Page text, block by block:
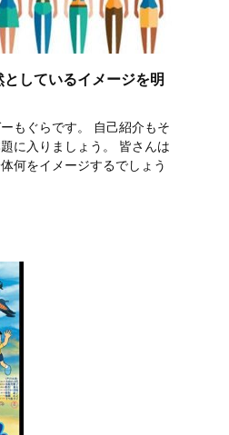
しているイメージを明
もぐらです。 自己紹介もそ
に入りましょう。 皆さんは
何をイメージするでしょう